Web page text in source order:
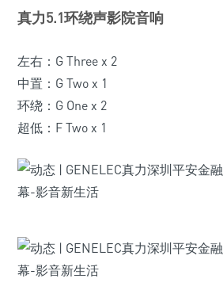
真力5.1环绕声影院音响
左右：G Three x 2
中置：G Two x 1
环绕：G One x 2
超低：F Two x 1